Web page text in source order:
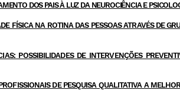
DOS PAIS À LUZ DA NEUROCIÊNCIA E
NA ROTINA DAS PESSOAS ATRAVÉS DE
POSSIBILIDADES DE INTERVENÇÕES
DE PESQUISA QUALITATIVA A